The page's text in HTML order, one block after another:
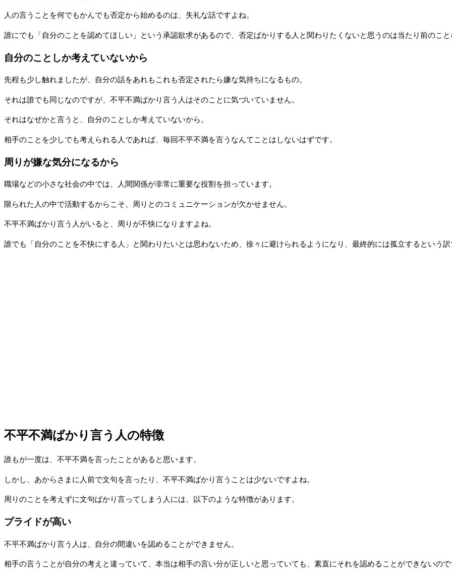
人の言うことを何でもかんでも否定から始めるのは、失礼な話ですよね。
誰にでも「自分のことを認めてほしい」という承認欲求があるので、否定ばかりする人と関わりたくないと思うのは当たり前のこ
自分のことしか考えていないから
先程も少し触れましたが、自分の話をあれもこれも否定されたら嫌な気持ちになるもの。
それは誰でも同じなのですが、不平不満ばかり言う人はそのことに気づいていません。
それはなぜかと言うと、自分のことしか考えていないから。
相手のことを少しでも考えられる人であれば、毎回不平不満を言うなんてことはしないはずです。
周りが嫌な気分になるから
職場などの小さな社会の中では、人間関係が非常に重要な役割を担っています。
限られた人の中で活動するからこそ、周りとのコミュニケーションが欠かせません。
不平不満ばかり言う人がいると、周りが不快になりますよね。
誰でも「自分のことを不快にする人」と関わりたいとは思わないため、徐々に避けられるようになり、最終的には孤立するという
不平不満ばかり言う人の特徴
誰もが一度は、不平不満を言ったことがあると思います。
しかし、あからさまに人前で文句を言ったり、不平不満ばかり言うことは少ないですよね。
周りのことを考えずに文句ばかり言ってしまう人には、以下のような特徴があります。
プライドが高い
不平不満ばかり言う人は、自分の間違いを認めることができません。
相手の言うことが自分の考えと違っていて、本当は相手の言い分が正しいと思っていても、素直にそれを認めることができないので